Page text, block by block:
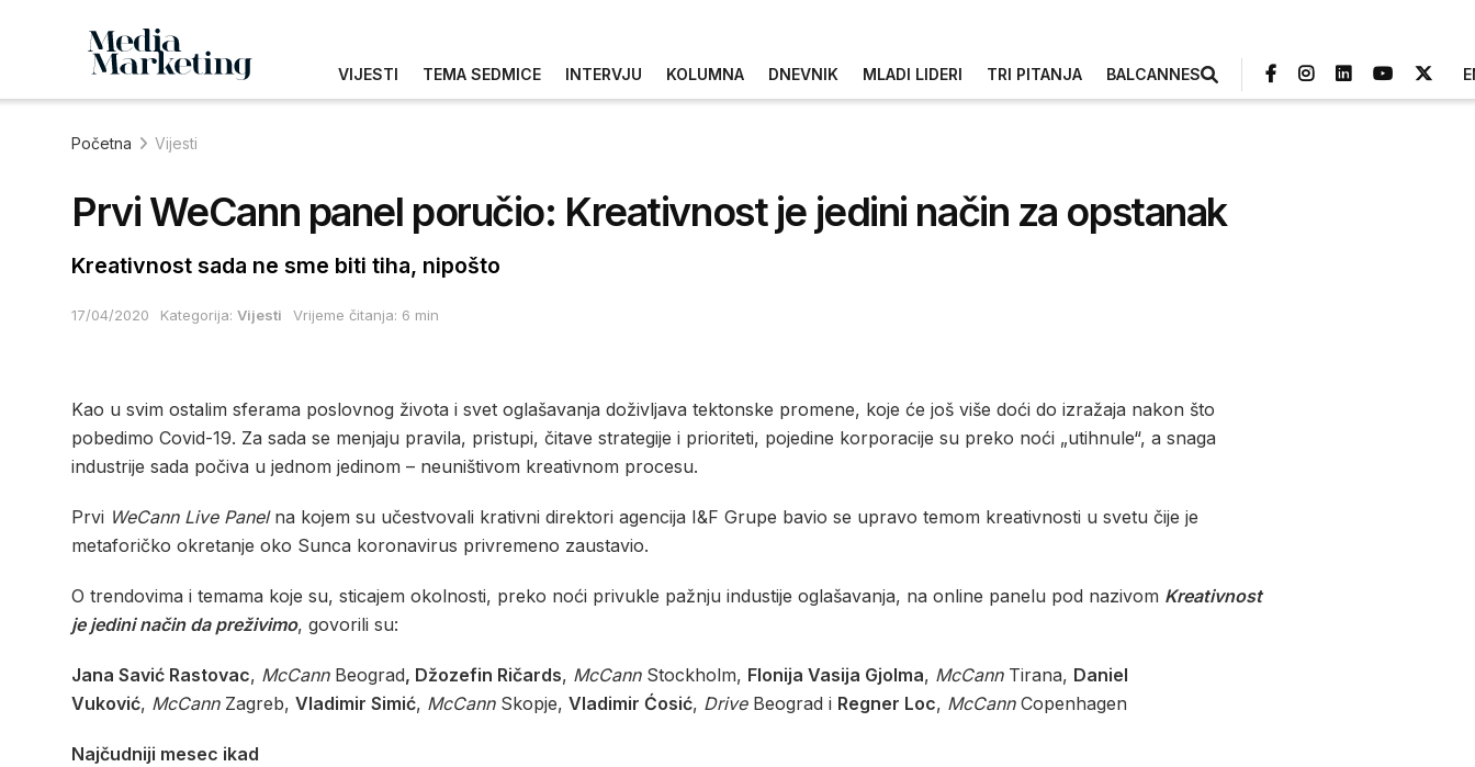
VIJESTI TEMA SEDMICE INTERVJU KOLUMNA DNEVNIK MLADI LIDERI TRI PITANJA BALCANNES
Početna Vijesti
Prvi WeCann panel poručio: Kreativnost je jedini način za opstanak
Kreativnost sada ne sme biti tiha, nipošto
17/04/2020 Kategorija: Vijesti Vrijeme čitanja: 6 min
Kao u svim ostalim sferama poslovnog života i svet oglašavanja doživljava tektonske promene, koje će još više doći do izražaja nakon što
pobedimo Covid-19. Za sada se menjaju pravila, pristupi, čitave strategije i prioriteti, pojedine korporacije su preko noći „utihnule“, a snaga
industrije sada počiva u jednom jedinom – neuništivom kreativnom procesu.
Prvi WeCann Live Panelna kojem su učestvovali krativni direktori agencija I&F Grupe bavio se upravo temom kreativnosti u svetu čije je
metaforičko okretanje oko Sunca koronavirus privremeno zaustavio.
O trendovima i temama koje su, sticajem okolnosti, preko noći privukle pažnju industije oglašavanja, na online panelu pod nazivom Kreativnost
je jedini način da preživimo, govorili su:
Jana Savić Rastovac, McCannBeograd, Džozefin Ričards, McCannStockholm, Flonija Vasija Gjolma, McCannTirana, Daniel
Vuković, McCannZagreb, Vladimir Simić, McCannSkopje, Vladimir Ćosić, DriveBeograd i Regner Loc, McCannCopenhagen
Najčudniji mesec ikad